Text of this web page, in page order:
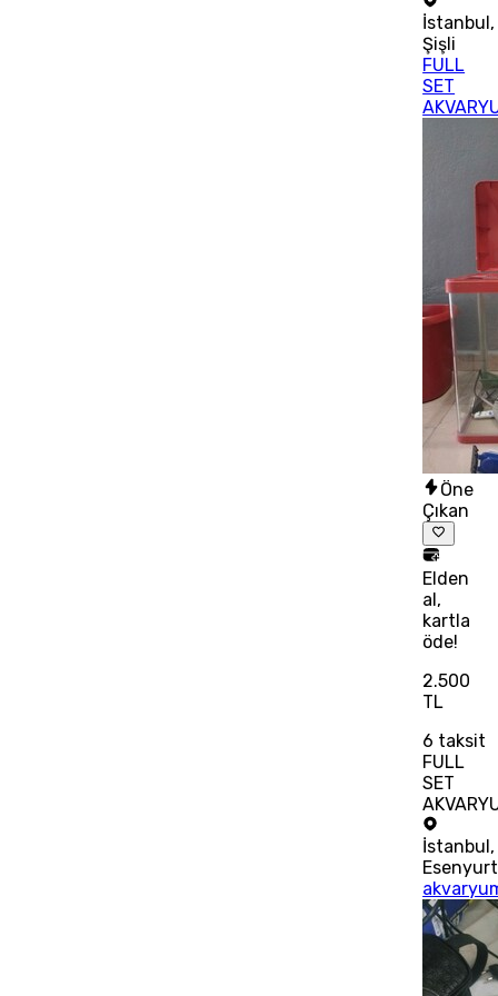
İstanbul,
Şişli
FULL
SET
Öne
Çıkan
Elden
al,
kartla
öde!
2.500
TL
6 taksit
FULL
SET
İstanbul ,
Esenyurt